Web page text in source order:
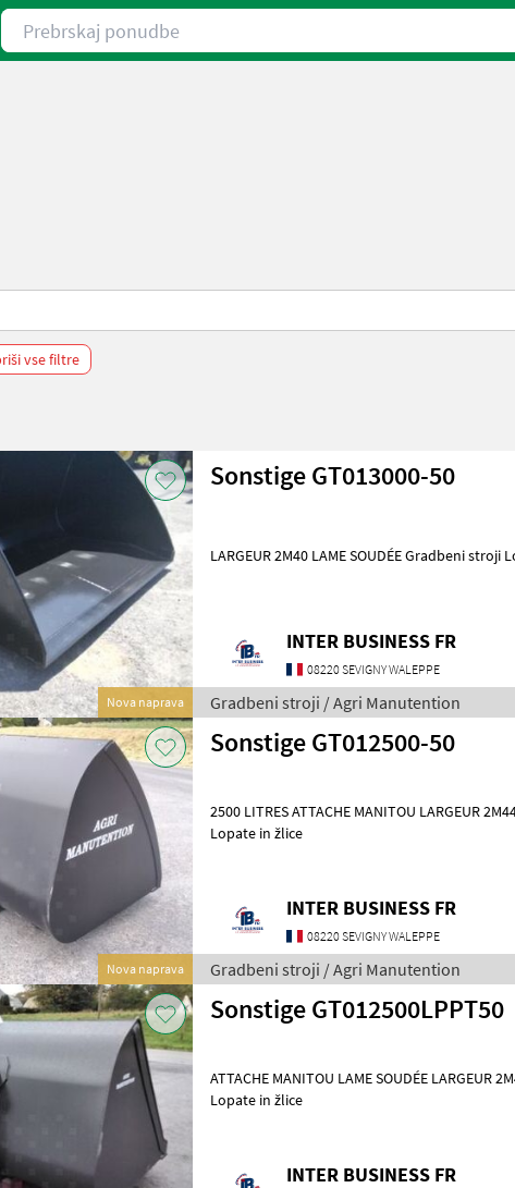
Prebrskaj ponudbe
vse filtre
Nova naprava
Sonstige GT013000-50
LARGEUR 2M40 LAME SOUDÉE
INTER BUSINESS FR
08220 SEVIGNY WALEPPE
Gradbeni stroji / Agri Manutention
Nova naprava
Sonstige GT012500-50
2500 LITRES ATTACHE MANITOU LARGEUR 2M44 Gradbeni
Lopate in žlice
INTER BUSINESS FR
08220 SEVIGNY WALEPPE
Gradbeni stroji / Agri Manutention
Sonstige GT012500LPPT50
ATTACHE MANITOU LAME SOUDÉE LARGEUR 2M44 Gradbeni
Lopate in žlice
INTER BUSINESS FR